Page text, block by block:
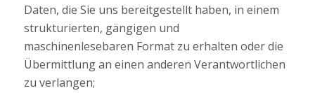
Daten, die Sie uns bereitgestellt haben, in einem
strukturierten, gängigen und
maschinenlesebaren Format zu erhalten oder die
Übermittlung an einen anderen Verantwortlichen
zu verlangen;